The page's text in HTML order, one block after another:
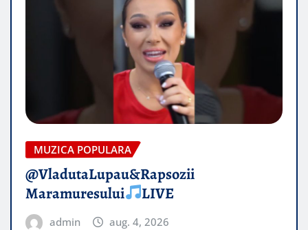
MUZICA POPULARA
@VladutaLupau&Rapsozii
Maramuresului
LIVE
admin aug. 4, 2026